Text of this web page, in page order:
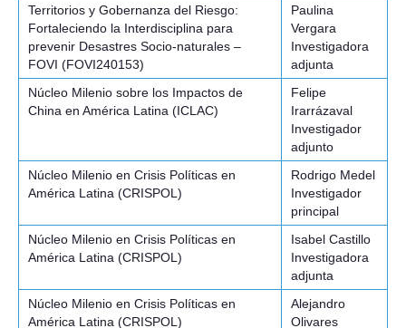
Territorios y Gobernanza del Riesgo:
Fortaleciendo la Interdisciplina para
prevenir Desastres Socio-naturales –
FOVI (FOVI240153)
Paulina
Vergara
Investigadora
adjunta
Núcleo Milenio sobre los Impactos de
China en América Latina (ICLAC)
Felipe
Irarrázaval
Investigador
adjunto
Núcleo Milenio en Crisis Políticas en
América Latina (CRISPOL)
Rodrigo Medel
Investigador
principal
Núcleo Milenio en Crisis Políticas en
América Latina (CRISPOL)
Isabel Castillo
Investigadora
adjunta
Núcleo Milenio en Crisis Políticas en
América Latina (CRISPOL)
Alejandro
Olivares